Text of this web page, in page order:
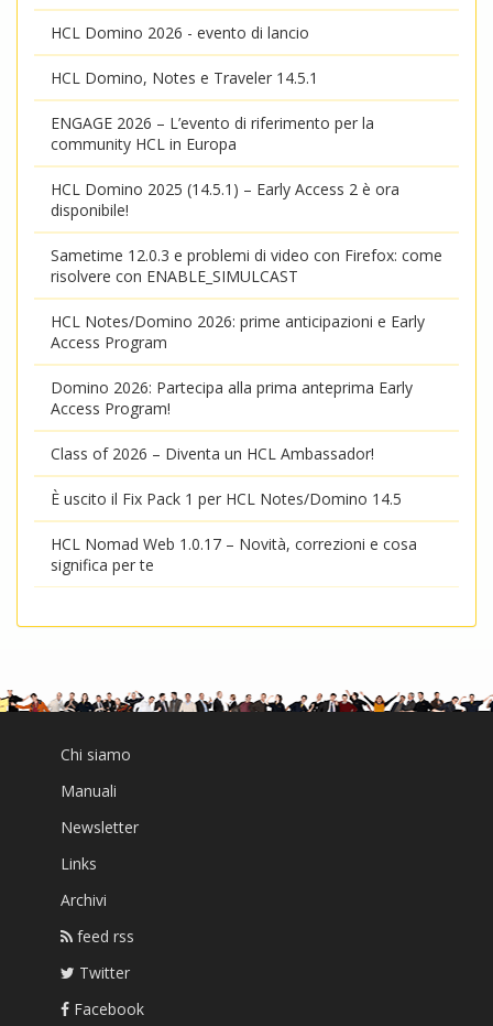
HCL Domino 2026 - evento di lancio
HCL Domino, Notes e Traveler 14.5.1
ENGAGE 2026 – L’evento di riferimento per la
community HCL in Europa
HCL Domino 2025 (14.5.1) – Early Access 2 è ora
disponibile!
Sametime 12.0.3 e problemi di video con Firefox: come
risolvere con ENABLE_SIMULCAST
HCL Notes/Domino 2026: prime anticipazioni e Early
Access Program
Domino 2026: Partecipa alla prima anteprima Early
Access Program!
Class of 2026 – Diventa un HCL Ambassador!
È uscito il Fix Pack 1 per HCL Notes/Domino 14.5
HCL Nomad Web 1.0.17 – Novità, correzioni e cosa
significa per te
Chi siamo
Manuali
Newsletter
Links
Archivi
feed rss
Twitter
Facebook